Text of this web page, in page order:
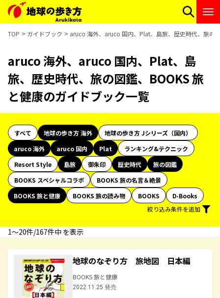
TOP ガイドブック aruco 海外、aruco 国内、Plat、島旅、歴史時代、旅の
aruco 海外、aruco 国内、Plat、島
旅、歴史時代、旅の図鑑、BOOKS 旅
と健康のガイドブック一覧
すべて 地球の歩き方 海外
地球の歩き方 Jシリーズ（国内）
aruco 海外
aruco 国内 Plat
ランキング&テクニック
Resort Style
島旅 御朱印 歴史時代
旅の図鑑
BOOKS スペシャルコラボ
BOOKS 旅の名言＆絶景
BOOKS 旅と健康
BOOKS 旅の読み物 BOOKS
D-Books
絞り込み条件を追加
1〜20件/167件中 を表示
地球のなぞり方 旅地図 日本編
BOOKS 旅と健康
2022.11.25 発売